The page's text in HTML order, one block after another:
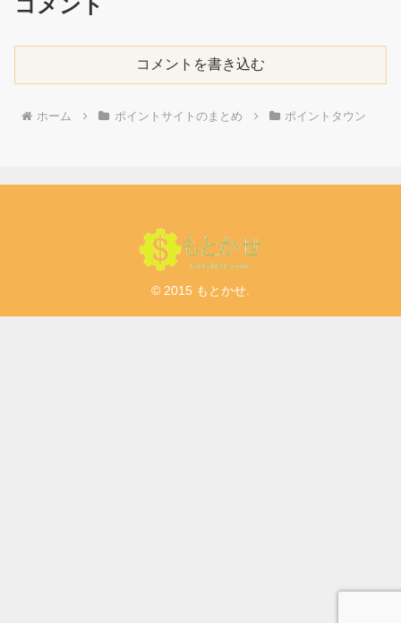
コメント
コメントを書き込む
ホーム ポイントサイトのまとめ ポイントタウン
© 2015 もとかせ.